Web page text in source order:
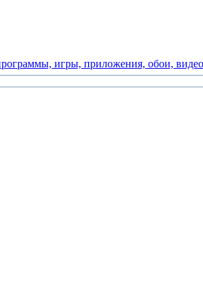
игры, приложения, обои, видео